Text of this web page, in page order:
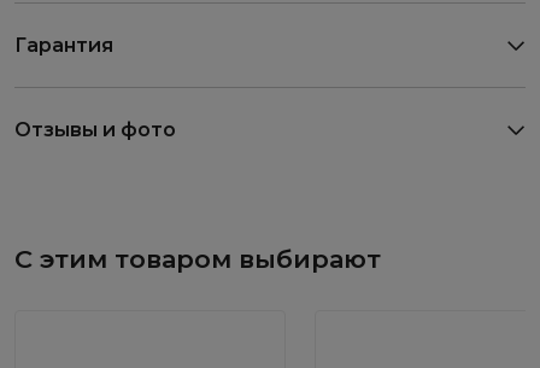
Гарантия
Отзывы и фото
С этим товаром выбирают